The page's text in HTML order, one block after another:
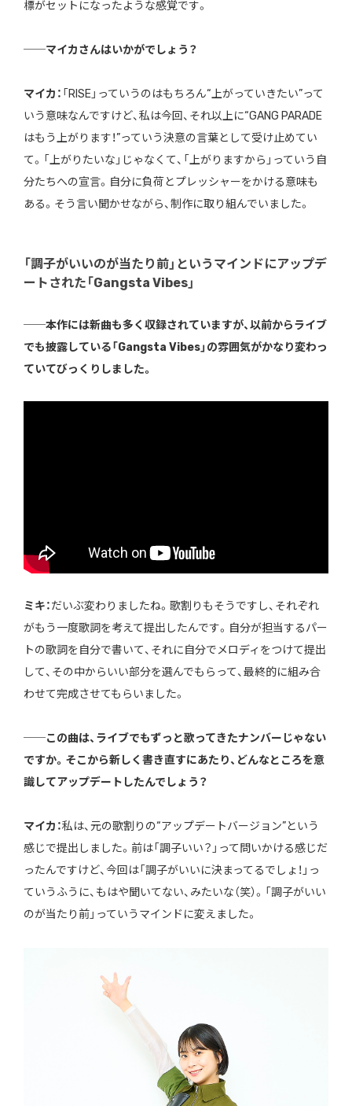
標がセットになったような感覚です。
──マイカさんはいかがでしょう？
マイカ： 「RISE」っていうのはもちろん“上がっていきたい”って
いう意味なんですけど、私は今回、それ以上に“GANG PARADE
はもう上がります！”っていう決意の言葉として受け止めてい
て。「上がりたいな」じゃなくて、「上がりますから」っていう自
分たちへの宣言。自分に負荷とプレッシャーをかける意味も
ある。そう言い聞かせながら、制作に取り組んでいました。
「調子がいいのが当たり前」というマインドにアップデ
ートされた「Gangsta Vibes」
──本作には新曲も多く収録されていますが、以前からライブ
でも披露している「Gangsta Vibes」の雰囲気がかなり変わっ
ていてびっくりしました。
ミキ：だいぶ変わりましたね。歌割りもそうですし、それぞれ
がもう一度歌詞を考えて提出したんです。自分が担当するパー
トの歌詞を自分で書いて、それに自分でメロディをつけて提出
して、その中からいい部分を選んでもらって、最終的に組み合
わせて完成させてもらいました。
──この曲は、ライブでもずっと歌ってきたナンバーじゃない
ですか。そこから新しく書き直すにあたり、どんなところを意
識してアップデートしたんでしょう？
マイカ：私は、元の歌割りの“アップデートバージョン”という
感じで提出しました。前は「調子いい？」って問いかける感じだ
ったんですけど、今回は「調子がいいに決まってるでしょ！」っ
ていうふうに、もはや聞いてない、みたいな（笑）。「調子がいい
のが当たり前」っていうマインドに変えました。